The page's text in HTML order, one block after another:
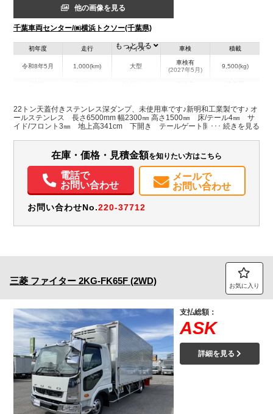
他の画像を見る
千葉車両センター/㈱横浜トクソー(千葉県)
初年度
令和8年5月
走行
1,000(km)
サイズ
大型
車検
車検有
(2027年5月)
積載
9,500(kg)
千葉県
W:2,490
H:3,410
無
エアバッグ アルミホイール 電動格納ミラー ETC バックモニター
もっと見る
22トン天蓋付きステンレス深ダンプ、未使用車です♪新明和工業製です♪ オ
ールステンレス 長さ6500mm 幅2300㎜ 高さ1500㎜ 床/テール4㎜ サ
イド/フロント3㎜ 地上高341cm 下開き テールゲート開閉S/Wキャブ
在庫・価格・見積金額を知りたい方はこちら
電話で
お問い合わせ
メールで
お問い合わせ
お問い合わせNo.220-37712
三菱 ファイター 2KG-FK65F (2WD) お気に入り
支払総額：
ASK
詳細を見る